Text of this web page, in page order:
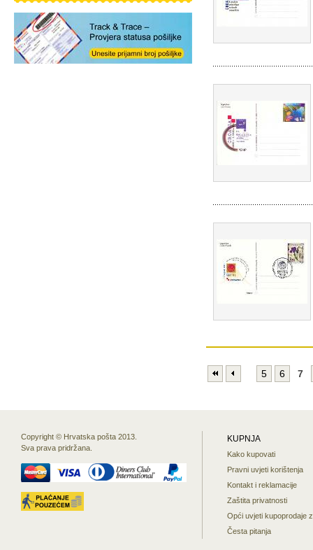
5 6 7
Copyright © Hrvatska pošta 2013.
Sva prava pridržana.
KUPNJA
Kako kupovati
Pravni uvjeti korištenja
Kontakt i reklamacije
Zaštita privatnosti
Opći uvjeti kupoprodaje
Česta pitanja